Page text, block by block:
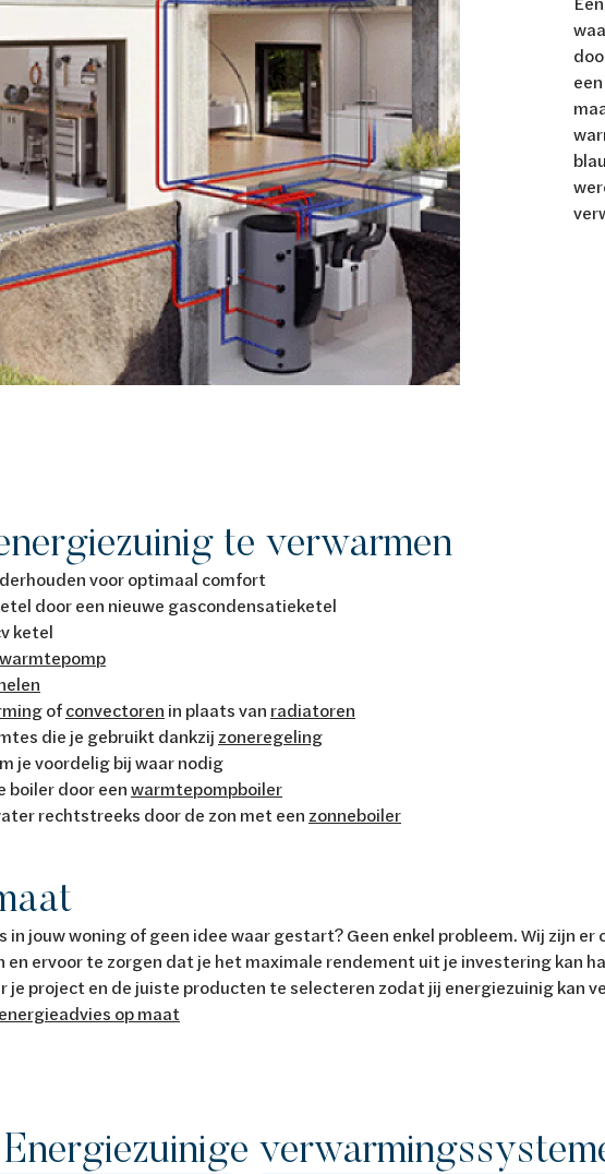
te verwarmen
voor optimaal comfort
door een nieuwe gascondensatieketel
ketel
warmtepomp
ofconvectoren in plaats van radiatoren
die je gebruikt dankzij zoneregeling
je voordelig bij waar nodig
boiler door eenwarmtepompboiler
rechtstreeks door de zon met een zonneboiler
in jouw woning of geen idee waar gestart? Geen enkel probleem. Wij zijn
ervoor te zorgen dat je het maximale rendement uit je investering kan
je project en de juiste producten te selecteren zodat jij energiezuinig kan
op maat
Energiezuinige